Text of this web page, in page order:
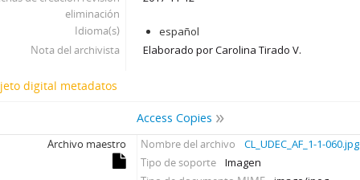
eliminación
Idioma(s)
español
Nota del archivista
Elaborado por Carolina Tirado V.
digital metadatos
Access Copies
Archivo maestro Nombre del archivo
CL_UDEC_AF_1-1-060.jpg
Tipo de soporte
Imagen